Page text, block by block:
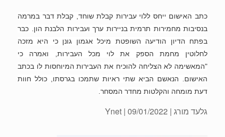
כתב האישום ייחס ללוי עבירות קבלת שוחד, קבלת דבר במרמה
בנסיבות מחמירות תרמית בניירות ערך ועבירות הלבנת הון. כבר
בפתח הדיון הודיעה השופטת מיכל אגמון גונן כי היא מזכה
לחלוטין מחמת הספק את לוי מכל העבירות, ואמרה כי
"המאשימה לא הצליחה להוכיח את העבירות המיוחסות לו בכתב
האישום. הנאשם הביא שתי ראיות שתמכו בגרסתו, כולל חוות
דעת מומחה והקלטות מחדר המסחר.
גלעד מורג | 09/01/2022 | Ynet